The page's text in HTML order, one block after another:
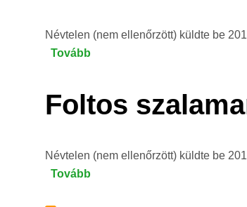
Névtelen (nem ellenőrzött) küldte be
Tovább
Foltos
Névtelen (nem ellenőrzött) küldte be
Tovább